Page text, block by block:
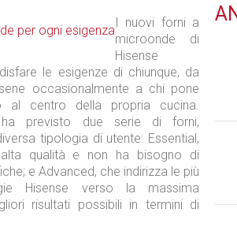
I nuovi forni a
microonde di
Hisense
le esigenze di chiunque, da
occasionalmente a chi pone
al centro della propria cucina.
ha previsto due serie di forni,
tipologia di utente: Essential,
qualità e non ha bisogno di
e Advanced, che indirizza le più
Hisense verso la massima
risultati possibili in termini di